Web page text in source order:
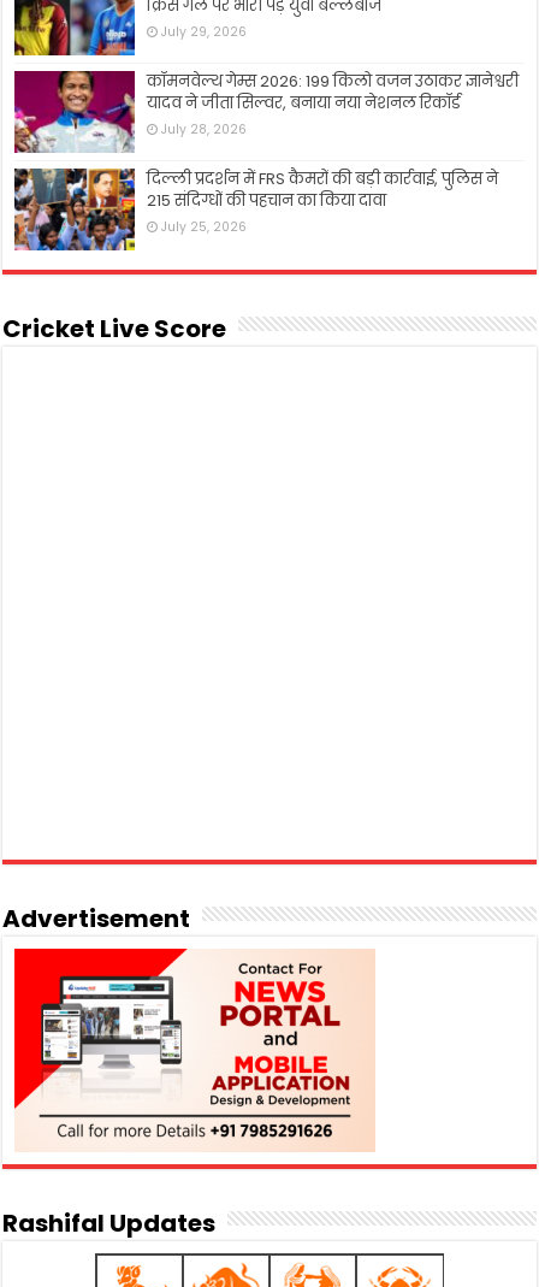
क्रिस गेल पर भारी पड़े युवा बल्लेबाज
July 29, 2026
कॉमनवेल्थ गेम्स 2026: 199 किलो वजन उठाकर ज्ञानेश्वरी
यादव ने जीता सिल्वर, बनाया नया नेशनल रिकॉर्ड
July 28, 2026
दिल्ली प्रदर्शन में FRS कैमरों की बड़ी कार्रवाई, पुलिस ने
215 संदिग्धों की पहचान का किया दावा
July 25, 2026
Cricket Live Score
Advertisement
Rashifal Updates